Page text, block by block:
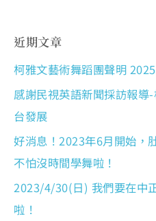
近期文章
柯雅文藝術舞蹈團聲明
感謝民視英語新聞採訪報導
台發展
好消息！2023年6月開始，
不怕沒時間學舞啦！
2023/4/30(日) 我們要在中
啦！